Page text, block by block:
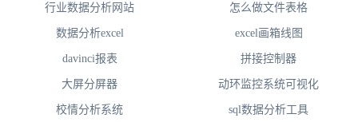
行业数据分析网站 怎么做文件表格
数据分析excel excel画箱线图
davinci报表 拼接控制器
大屏分屏器 动环监控系统可视化
校情分析系统 sql数据分析工具